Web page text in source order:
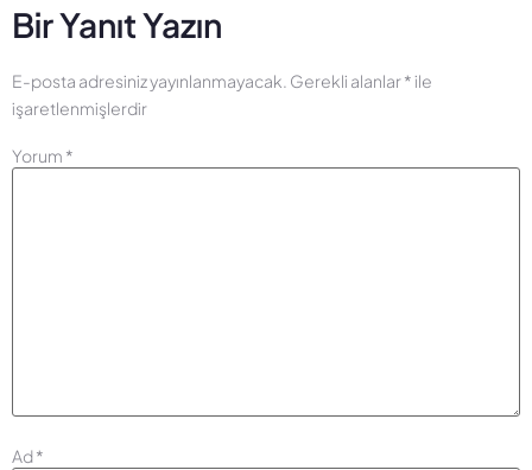
Bir Yanıt Yazın
E-posta adresiniz yayınlanmayacak. Gerekli alanlar*ile
işaretlenmişlerdir
Yorum *
Ad*